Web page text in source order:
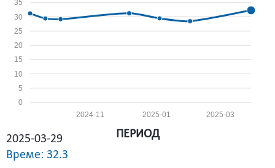
0
5
10
15
20
25
30
35
2025-03
2025-01
2024-11
2025-03-29
Време: 32.3
ПЕРИОД